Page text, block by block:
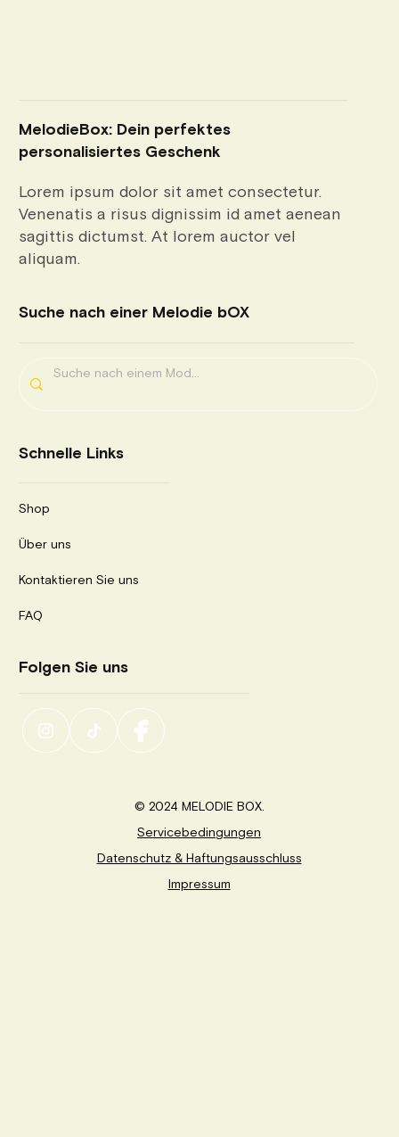
© 2024 MELODIE BOX.
Servicebedingungen
Datenschutz & Haftungsausschluss
Impressum
Schnelle Links
Shop
Über uns
Kontaktieren Sie uns
FAQ
Folgen Sie uns
Lorem ipsum dolor sit amet consectetur.
Venenatis a risus dignissim id amet aenean
sagittis dictumst. At lorem auctor vel
aliquam.
MelodieBox: Dein perfektes
personalisiertes Geschenk
Suche nach einer Melodie bOX